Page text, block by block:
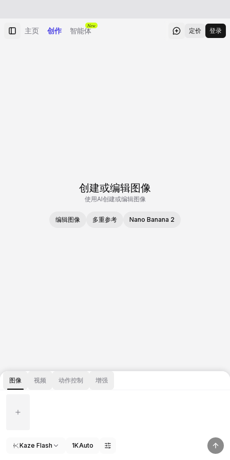
主页 创作 智能体
New
定价 登录
创建或编辑图像
使用AI创建或编辑图像
编辑图像 多重参考 Nano Banana 2
图像 视频 动作控制 增强
Kaze Flash 1KAuto